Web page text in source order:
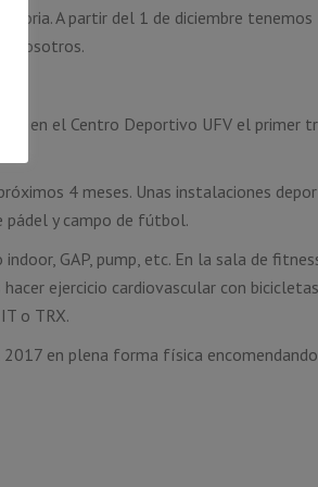
A partir del 1 de diciembre tenemos
nosotros.
en el Centro Deportivo UFV el primer
4 meses. Unas instalaciones
pádel y campo de fútbol.
GAP, pump, etc. En la sala de
ejercicio cardiovascular con
o TRX.
en plena forma física